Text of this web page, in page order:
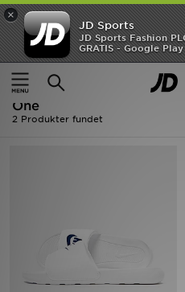
×
JD Sports
JD Sports Fashion
GRATIS - Google Play
Hjem
Herrer
Herrer - Nike Sportssko
One
2 Produkter fundet
Hjem
Udsalg
Nyheder
Bestsellers
Brands